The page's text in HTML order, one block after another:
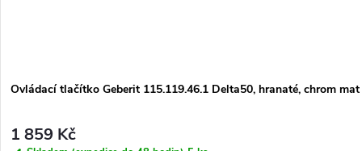
Ovládací tlačítko Geberit 115.119.46.1 Delta50, hranaté, chrom mat
1 859 Kč